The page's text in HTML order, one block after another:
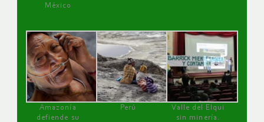
México
Amazonía
defiende su
Perú
Valle del Elqui
sin minería.